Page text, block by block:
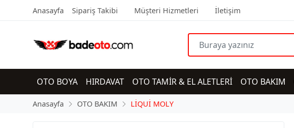
Anasayfa Sipariş Takibi Müşteri Hizmetleri İletişim
OTO BOYA HIRDAVAT OTO TAMİR & EL ALETLERİ OTO BAKIM
Anasayfa OTO BAKIM LİQUİ MOLY